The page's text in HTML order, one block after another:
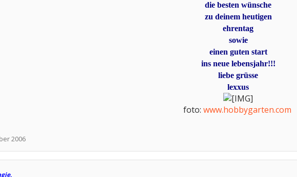
die besten wünsche
zu deinem heutigen
ehrentag
sowie
einen guten start
ins neue lebensjahr!!!
liebe grüsse
lexxus
foto: www.hobbygarten.com
2006